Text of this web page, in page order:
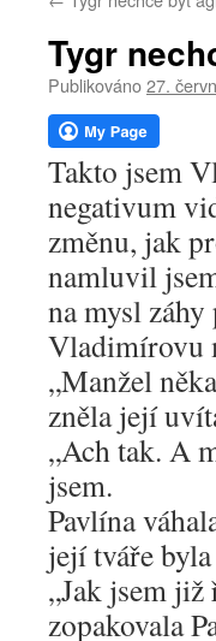
webu
Tygr
Publikováno27.
Takto jsem
negativum
změnu, jak
namluvil
na mysl
Vladimírovu
„Manžel
zněla její
„Ach tak. A
jsem.
Pavlína
její tváře
„Jak jsem
zopakovala